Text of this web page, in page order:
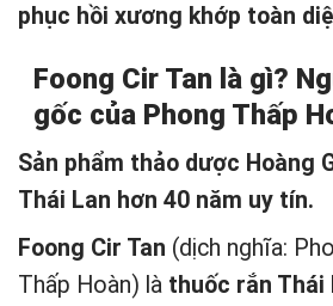
phục hồi xương khớp toàn
Foong Cir Tan là gì?
gốc của Phong Thấp
Sản phẩm thảo dược Hoàng
Thái Lan hơn 40 năm uy tín.
Foong Cir Tan (dịch nghĩa:
Thấp Hoàn) là thuốc rắn Thái